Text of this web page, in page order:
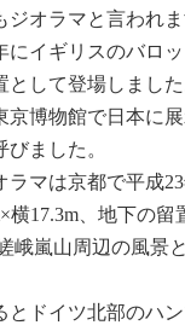
オラマと言われま
にイギリスのバロ
して登場しました
京博物館で日本に
ました。
ラマは京都で平成
横17.3m、地下の
峨嵐山周辺の風景
とドイツ北部のハ